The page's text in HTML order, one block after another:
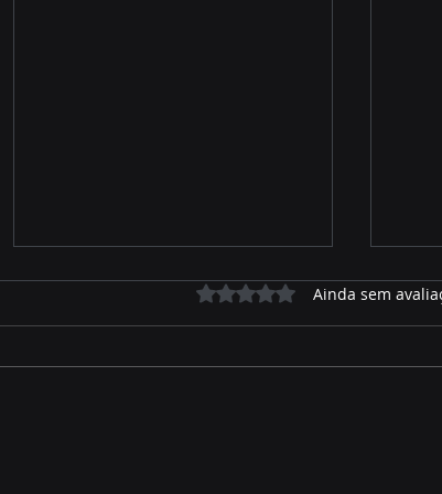
Avaliado com 0 de 5 estrelas.
Ainda sem